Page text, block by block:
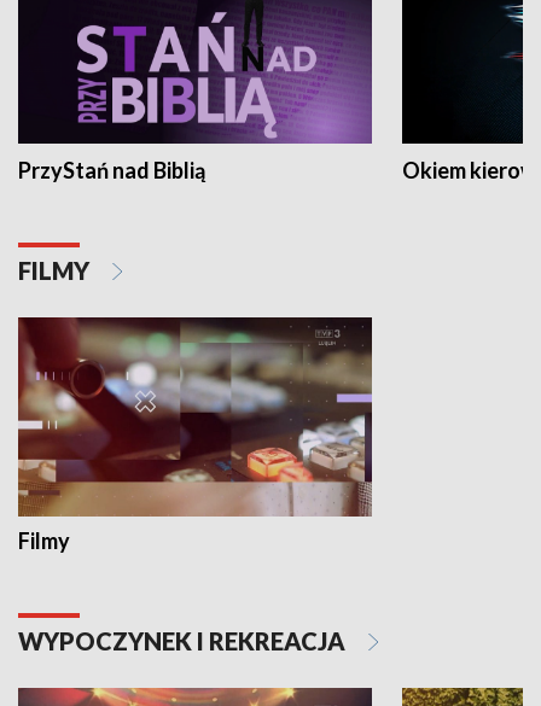
PrzyStań nad Biblią Okiem
FILMY
Filmy
WYPOCZYNEK I REKREACJA